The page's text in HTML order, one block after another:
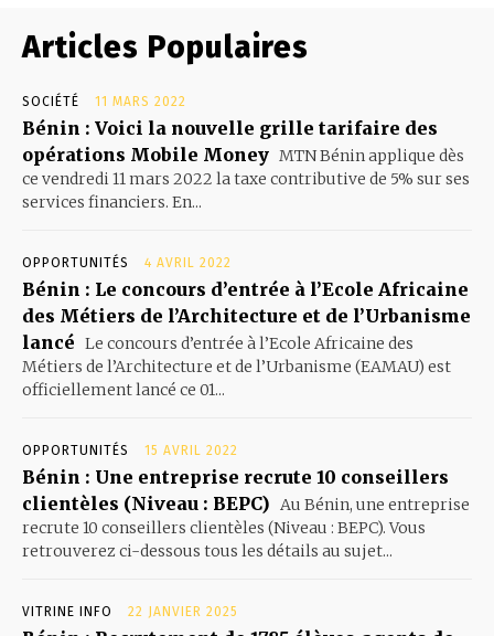
Articles Populaires
SOCIÉTÉ 11 MARS 2022
Bénin : Voici la nouvelle grille tarifaire des
opérations Mobile Money MTN Bénin applique dès
ce vendredi 11 mars 2022 la taxe contributive de 5% sur ses
services financiers. En...
OPPORTUNITÉS 4 AVRIL 2022
Bénin : Le concours d’entrée à l’Ecole Africaine
des Métiers de l’Architecture et de l’Urbanisme
lancé Le concours d’entrée à l’Ecole Africaine des
Métiers de l’Architecture et de l’Urbanisme (EAMAU) est
officiellement lancé ce 01...
OPPORTUNITÉS 15 AVRIL 2022
Bénin : Une entreprise recrute 10 conseillers
clientèles (Niveau : BEPC) Au Bénin, une entreprise
recrute 10 conseillers clientèles (Niveau : BEPC). Vous
retrouverez ci-dessous tous les détails au sujet...
VITRINE INFO 22 JANVIER 2025